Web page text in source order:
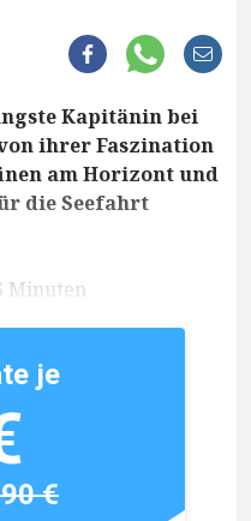
Kapitänin bei
ihrer Faszination
am Horizont und
die Seefahrt
Minuten
je
€